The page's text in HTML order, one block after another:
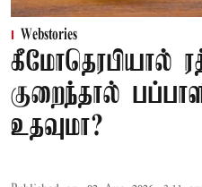
Webstories
கீமோதெரபியால்
குறைந்தால்
உதவுமா?